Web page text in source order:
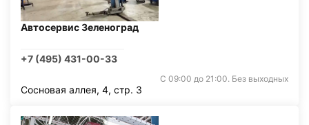
Автосервис Зеленоград
+7 (495) 431-00-33
С 09:00 до 21:00. Без выходных
Сосновая аллея, 4, стр. 3